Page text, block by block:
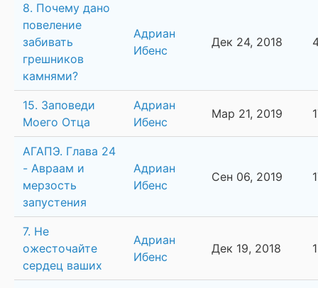
8. Почему дано
повеление
забивать
грешников
камнями?
Адриан
Ибенс
Дек 24, 2018
15. Заповеди
Моего Отца
Адриан
Ибенс
Мар 21, 2019
АГАПЭ. Глава 24
- Авраам и
мерзость
запустения
Адриан
Ибенс
Сен 06, 2019
7. Не
ожесточайте
сердец ваших
Адриан
Ибенс
Дек 19, 2018